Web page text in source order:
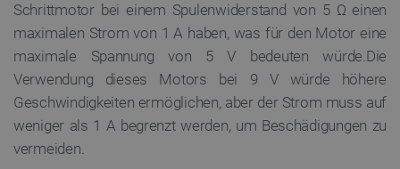
Schrittmotor bei einem Spulenwiderstand von 5 Ω einen
maximalen Strom von 1 A haben, was für den Motor eine
maximale Spannung von 5 V bedeuten würde.Die
Verwendung dieses Motors bei 9 V würde höhere
Geschwindigkeiten ermöglichen, aber der Strom muss auf
weniger als 1 A begrenzt werden, um Beschädigungen zu
vermeiden.